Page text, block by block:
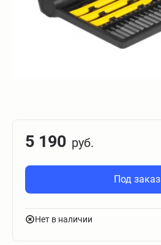
5 190 руб.
Под заказ
Нет в наличии